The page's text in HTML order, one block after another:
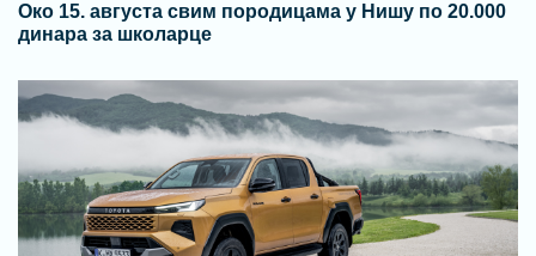
Око 15. августа свим породицама у Нишу по 20.000
динара за школарце